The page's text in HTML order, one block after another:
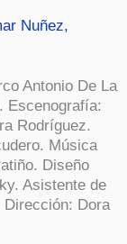
Nuñez,
Antonio De La
Escenografía:
Rodríguez.
Música
Diseño
Asistente de
Dirección: Dora